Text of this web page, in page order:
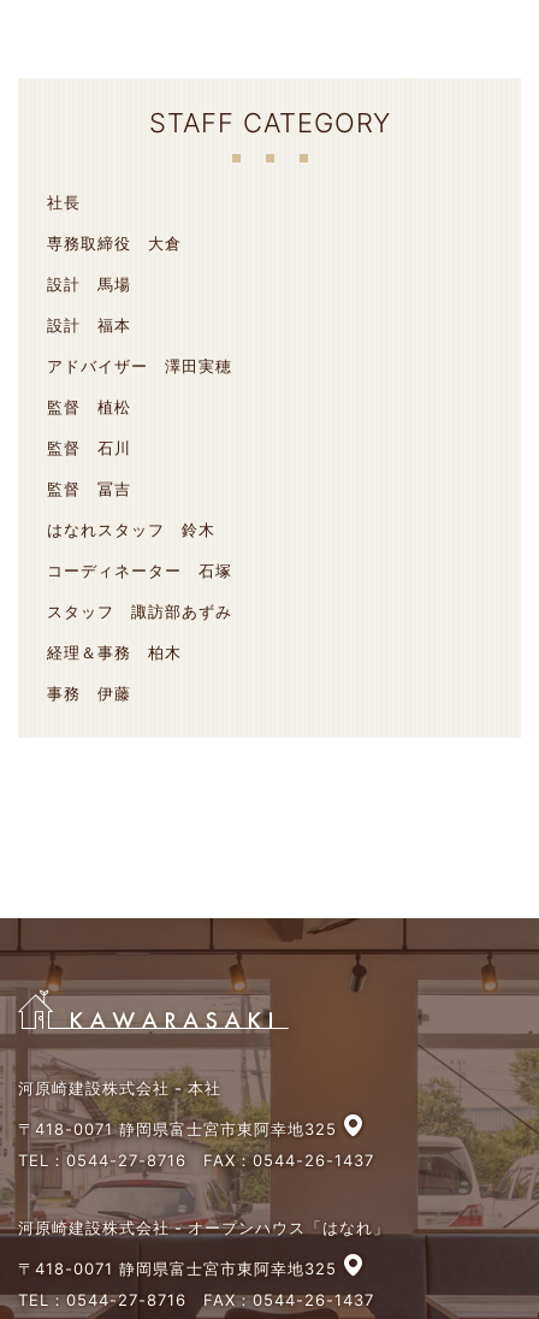
STAFF CATEGORY
社長
専務取締役 大倉
設計 馬場
設計 福本
アドバイザー 澤田実穂
監督 植松
監督 石川
監督 冨吉
はなれスタッフ 鈴木
コーディネーター 石塚
スタッフ 諏訪部あずみ
経理＆事務 柏木
事務 伊藤
河原崎建設株式会社 - 本社
〒418-0071 静岡県富士宮市東阿幸地325
TEL： 0544-27-8716 FAX：0544-26-1437
河原崎建設株式会社 - オープンハウス「はなれ」
〒418-0071 静岡県富士宮市東阿幸地325
TEL：0544-27-8716 FAX：0544-26-1437